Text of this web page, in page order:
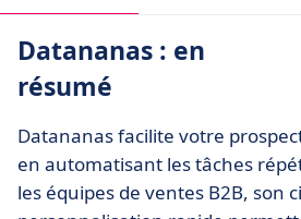
Datananas : en
résumé
Datananas facilite votre
en automatisant les tâches
les équipes de ventes B2B, son